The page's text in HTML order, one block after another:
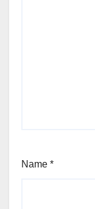
Name *